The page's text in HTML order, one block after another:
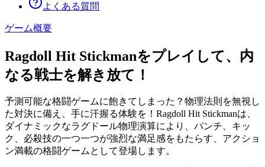
よくある質問
ゲーム概要
Ragdoll Hit Stickmanをプレイして、内
なる戦士を解き放て！
予測可能な格闘ゲームに飽きてしまった？物理法則を無視し
た対決に備え、手に汗握る体験を！Ragdoll Hit Stickmanは、
ダイナミックなラグドール物理演算により、パンチ、キッ
ク、必殺技の一つ一つが強烈な満足感をもたらす、アクショ
ン満載の格闘ゲームとして登場します。